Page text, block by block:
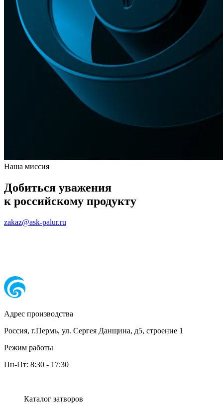
Наша миссия
Добиться уважения
к российскому продукту
zakaz@ask-palur.ru
Адрес производства
Россия, г.Пермь, ул. Сергея Данщина, д5, строение 1
Режим работы
Пн-Пт: 8:30 - 17:30
Каталог затворов